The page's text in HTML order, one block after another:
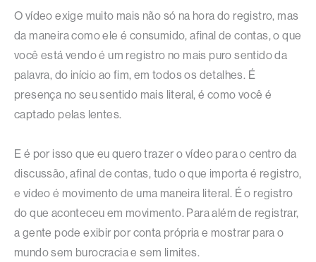
O vídeo exige muito mais não só na hora do registro, mas
da maneira como ele é consumido, afinal de contas, o que
você está vendo é um registro no mais puro sentido da
palavra, do início ao fim, em todos os detalhes. É
presença no seu sentido mais literal, é como você é
captado pelas lentes.
E é por isso que eu quero trazer o vídeo para o centro da
discussão, afinal de contas, tudo o que importa é registro,
e vídeo é movimento de uma maneira literal. É o registro
do que aconteceu em movimento. Para além de registrar,
a gente pode exibir por conta própria e mostrar para o
mundo sem burocracia e sem limites.